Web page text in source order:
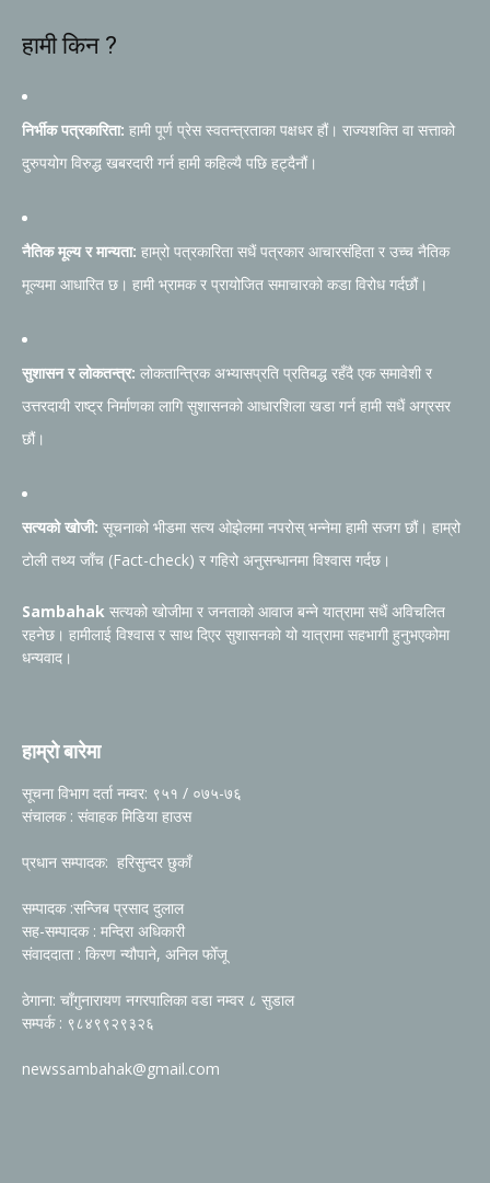
हामी किन ?
निर्भीक पत्रकारिता: हामी पूर्ण प्रेस स्वतन्त्रताका पक्षधर हौं। राज्यशक्ति वा सत्ताको
दुरुपयोग विरुद्ध खबरदारी गर्न हामी कहिल्यै पछि हट्दैनौं।
नैतिक मूल्य र मान्यता: हाम्रो पत्रकारिता सधैं पत्रकार आचारसंहिता र उच्च नैतिक
मूल्यमा आधारित छ। हामी भ्रामक र प्रायोजित समाचारको कडा विरोध गर्दछौं।
सुशासन र लोकतन्त्र: लोकतान्त्रिक अभ्यासप्रति प्रतिबद्ध रहँदै एक समावेशी र
उत्तरदायी राष्ट्र निर्माणका लागि सुशासनको आधारशिला खडा गर्न हामी सधैं अग्रसर
छौं।
सत्यको खोजी: सूचनाको भीडमा सत्य ओझेलमा नपरोस् भन्नेमा हामी सजग छौं। हाम्रो
टोली तथ्य जाँच (Fact-check) र गहिरो अनुसन्धानमा विश्वास गर्दछ।
Sambahak सत्यको खोजीमा र जनताको आवाज बन्ने यात्रामा सधैं अविचलित
रहनेछ। हामीलाई विश्वास र साथ दिएर सुशासनको यो यात्रामा सहभागी हुनुभएकोमा
धन्यवाद।
हाम्रो बारेमा
सूचना विभाग दर्ता नम्वर: ९५१ / ०७५-७६
संचालक : संवाहक मिडिया हाउस
प्रधान सम्पादक: हरिसुन्दर छुकाँ
सम्पादक :सन्जिब प्रसाद दुलाल
सह-सम्पादक : मन्दिरा अधिकारी
संवाददाता : किरण न्यौपाने, अनिल फोँजू
ठेगाना: चाँगुनारायण नगरपालिका वडा नम्वर ८ सुडाल
सम्पर्क : ९८४९९२९३२६
newssambahak@gmail.com